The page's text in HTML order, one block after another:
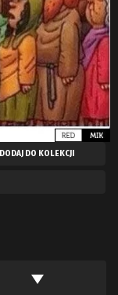
DODAJ DO KOLEKCJI